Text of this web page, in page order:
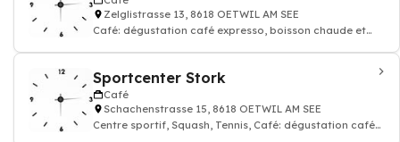
Zelglistrasse 13, 8618 OETWIL AM SEE
Café: dégustation café expresso, boisson chaude et
Sportcenter Stork
Café
Schachenstrasse 15, 8618 OETWIL AM SEE
Centre sportif, Squash, Tennis, Café: dégustation café